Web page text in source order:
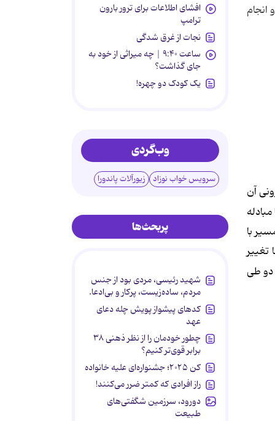
انجام
آن
با
دو طی
افشای اطلاعات برای ترور بارون
ترامپ
نجات از غرق شدگی
ساعت ۹:۴۰ | چه میراثی از خود به
جای گذاشت؟
یک کودک دو چهره!
وب‌گردی
سرویس خواب نوزاد زیورآلات پاندورا
پربحث‌ها
شهید رئیسی، مردی بود از جنس
مردم، ساده‌زیست، پرکار و بی‌ادعا.
کدهای پیشواز پویش چله دعای
عهد
چطور خودمان را از نظر ذهنی ۳۸
برابر قوی‌تر کنیم؟
کن ۲۰۲۵؛ جشنواره‌ای علیه خانواده
راز افرادی که کمتر ضرر می‌کنند!
دورود، سرزمین شگفتی‌های
طبیعت